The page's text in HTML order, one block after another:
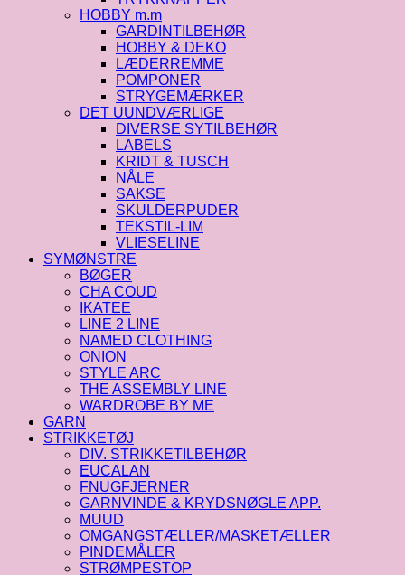
HOBBY m.m
GARDINTILBEHØR
HOBBY & DEKO
LÆDERREMME
POMPONER
STRYGEMÆRKER
DET UUNDVÆRLIGE
DIVERSE SYTILBEHØR
LABELS
KRIDT & TUSCH
NÅLE
SAKSE
SKULDERPUDER
TEKSTIL-LIM
VLIESELINE
SYMØNSTRE
BØGER
CHA COUD
IKATEE
LINE 2 LINE
NAMED CLOTHING
ONION
STYLE ARC
THE ASSEMBLY LINE
WARDROBE BY ME
GARN
STRIKKETØJ
DIV. STRIKKETILBEHØR
EUCALAN
FNUGFJERNER
GARNVINDE & KRYDSNØGLE APP.
MUUD
OMGANGSTÆLLER/MASKETÆLLER
PINDEMÅLER
STRØMPESTOP